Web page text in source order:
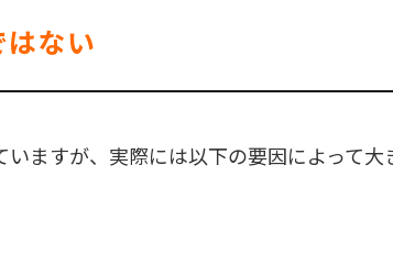
ない
ますが、実際には以下の要因によって大